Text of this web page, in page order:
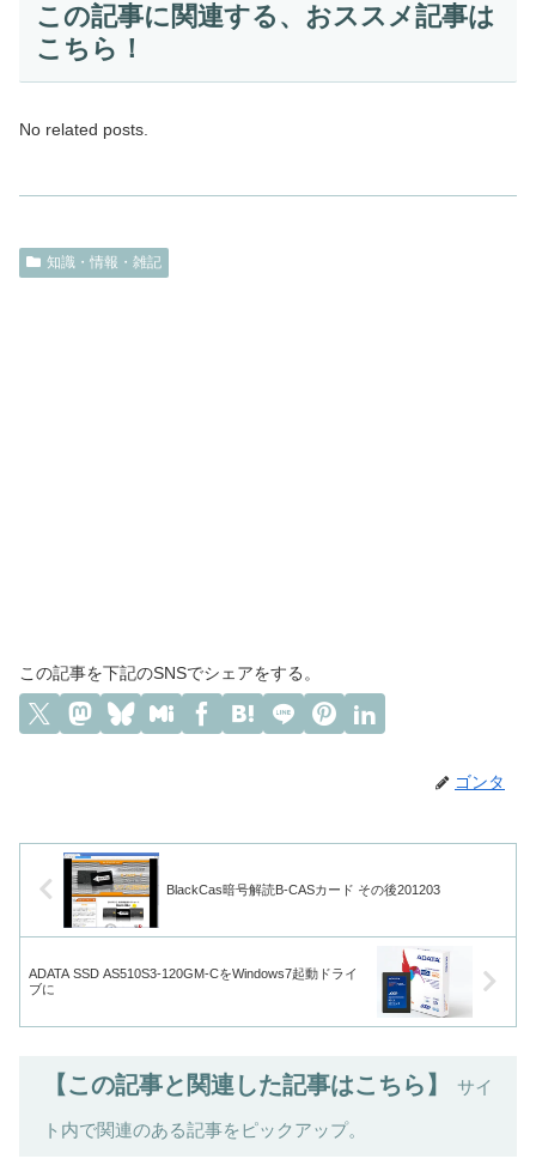
この記事に関連する、おススメ記事は
こちら！
No related posts.
知識・情報・雑記
この記事を下記のSNSでシェアをする。
ゴンタ
BlackCas暗号解読B-CASカード その後201203
ADATA SSD AS510S3-120GM-CをWindows7起動ドライ
ブに
【この記事と関連した記事はこちら】 サイ
ト内で関連のある記事をピックアップ。